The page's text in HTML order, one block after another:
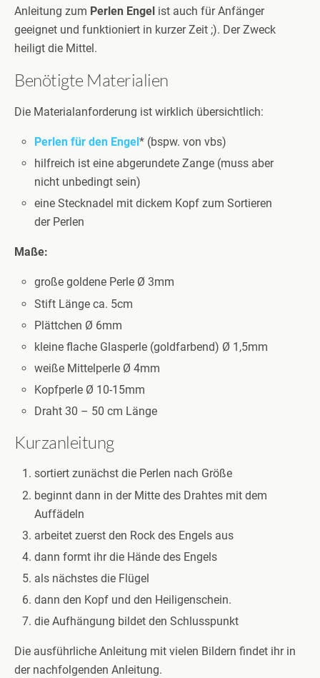
Anleitung zum Perlen Engel ist auch für Anfänger
geeignet und funktioniert in kurzer Zeit ;). Der Zweck
heiligt die Mittel.
Benötigte Materialien
Die Materialanforderung ist wirklich übersichtlich:
Perlen für den Engel* (bspw. von vbs)
hilfreich ist eine abgerundete Zange (muss aber
nicht unbedingt sein)
eine Stecknadel mit dickem Kopf zum Sortieren
der Perlen
Maße:
große goldene Perle Ø 3mm
Stift Länge ca. 5cm
Plättchen Ø 6mm
kleine flache Glasperle (goldfarbend) Ø 1,5mm
weiße Mittelperle Ø 4mm
Kopfperle Ø 10-15mm
Draht 30 – 50 cm Länge
Kurzanleitung
sortiert zunächst die Perlen nach Größe
beginnt dann in der Mitte des Drahtes mit dem
Auffädeln
arbeitet zuerst den Rock des Engels aus
dann formt ihr die Hände des Engels
als nächstes die Flügel
dann den Kopf und den Heiligenschein.
die Aufhängung bildet den Schlusspunkt
Die ausführliche Anleitung mit vielen Bildern findet ihr in
der nachfolgenden Anleitung.